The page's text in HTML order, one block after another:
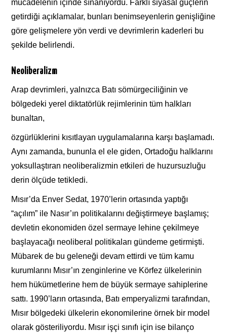
mücadelenin içinde sınanıyordu. Farklı siyasal güçlerin
getirdiği açıklamalar, bunları benimseyenlerin genişliğine
göre gelişmelere yön verdi ve devrimlerin kaderleri bu
şekilde belirlendi.
Neoliberalizm
Arap devrimleri, yalnızca Batı sömürgeciliğinin ve
bölgedeki yerel diktatörlük rejimlerinin tüm halkları
bunaltan,
özgürlüklerini kısıtlayan uygulamalarına karşı başlamadı.
Aynı zamanda, bununla el ele giden, Ortadoğu halklarını
yoksullaştıran neoliberalizmin etkileri de huzursuzluğu
derin ölçüde tetikledi.
Mısır’da Enver Sedat, 1970’lerin ortasında yaptığı
“açılım” ile Nasır’ın politikalarını değiştirmeye başlamış;
devletin ekonomiden özel sermaye lehine çekilmeye
başlayacağı neoliberal politikaları gündeme getirmişti.
Mübarek de bu geleneği devam ettirdi ve tüm kamu
kurumlarını Mısır’ın zenginlerine ve Körfez ülkelerinin
hem hükümetlerine hem de büyük sermaye sahiplerine
sattı. 1990’ların ortasında, Batı emperyalizmi tarafından,
Mısır bölgedeki ülkelerin ekonomilerine örnek bir model
olarak gösteriliyordu. Mısır işçi sınıfı için ise bilanço